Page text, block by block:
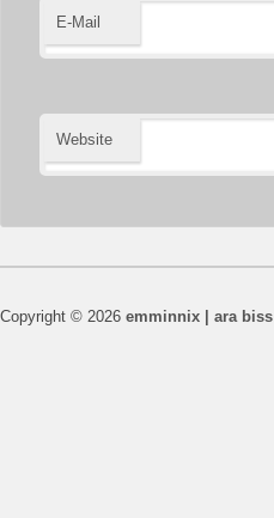
E-Mail
Website
Copyright © 2026 emminnix | ara biss